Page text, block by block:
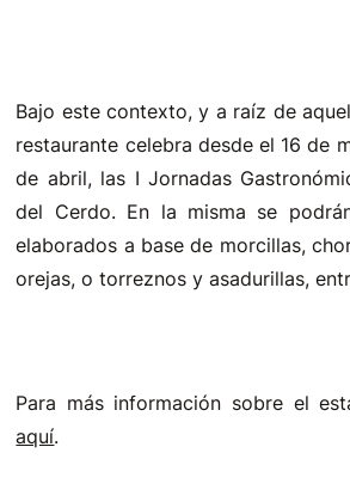
Bajo este contexto, y a raíz de
restaurante celebra desde el 16 de
de abril, las I Jornadas
del Cerdo. En la misma se
elaborados a base de morcillas,
orejas, o torreznos y asadurillas,
Para más información sobre el
aquí.